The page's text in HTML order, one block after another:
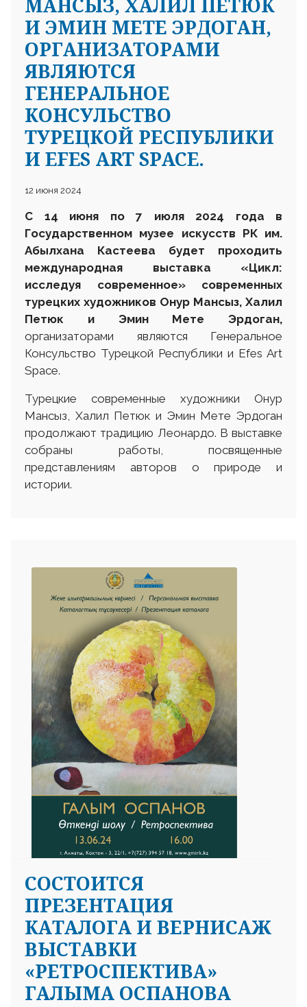
МАНСЫЗ, ХАЛИЛ ПЕТЮК
И ЭМИН МЕТЕ ЭРДОГАН,
ОРГАНИЗАТОРАМИ
ЯВЛЯЮТСЯ
ГЕНЕРАЛЬНОЕ
КОНСУЛЬСТВО
ТУРЕЦКОЙ РЕСПУБЛИКИ
И EFES ART SPACE.
12 июня 2024
C 14 июня по 7 июля 2024 года в
Государственном музее искусств РК им.
Абылхана Кастеева будет проходить
международная выставка «Цикл:
исследуя современное» современных
турецких художников Онур Мансыз, Халил
Петюк и Эмин Мете Эрдоган,
организаторами являются Генеральное
Консульство Турецкой Республики и Efes Art
Space.
Турецкие современные художники Онур
Мансыз, Халил Петюк и Эмин Мете Эрдоган
продолжают традицию Леонардо. В выставке
собраны работы, посвященные
представлениям авторов о природе и
истории.
СОСТОИТСЯ
ПРЕЗЕНТАЦИЯ
КАТАЛОГА И ВЕРНИСАЖ
ВЫСТАВКИ
«РЕТРОСПЕКТИВА»
ГАЛЫМА ОСПАНОВА